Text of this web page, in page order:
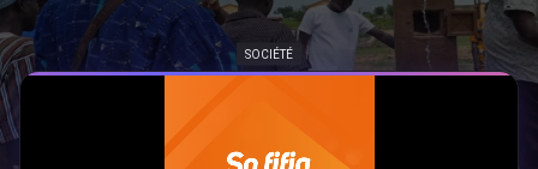
SOCIÉTÉ
RÉALISATIONS DU PROJET COSO